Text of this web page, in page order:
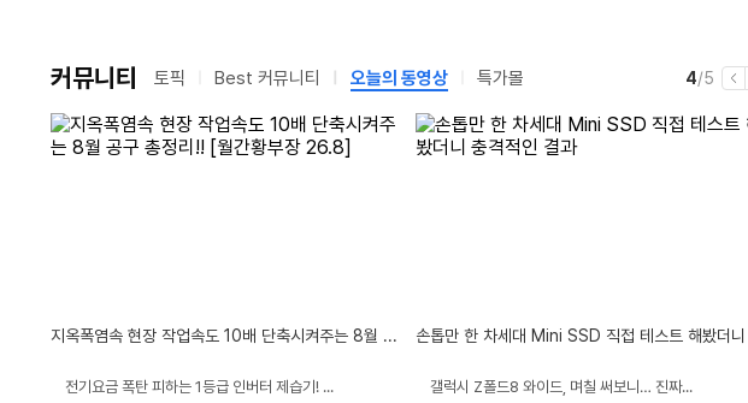
커뮤니티 토픽 Best 커뮤니티 오늘의 동영상 특가몰
지옥폭염속 현장 작업속도 10배 단축시켜주는 8월 공구 총정리!! [월간황부장 26.8]
전기요금 폭탄 피하는 1등급 인버터 제습기! [캐리어 인버터 제습기 29L CDHD290ACLWOWH]
갤럭시 Z폴드8 와이드, 며칠 써보니… 진짜는 커버화면이었습니다
현
4전
/5
이